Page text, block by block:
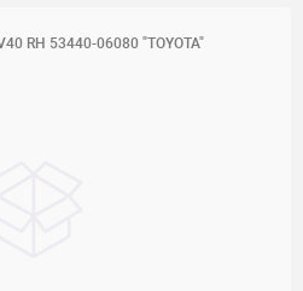
RH 53440-06080 "TOYOTA"